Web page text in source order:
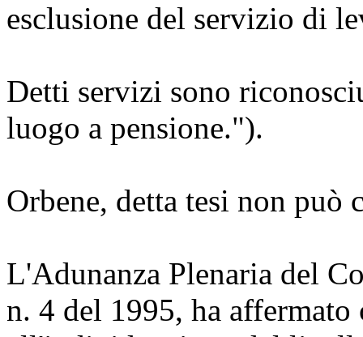
esclusione del servizio di
Detti servizi sono
luogo a pensione.").
Orbene, detta tesi non può
L'Adunanza Plenaria del
n. 4 del 1995, ha